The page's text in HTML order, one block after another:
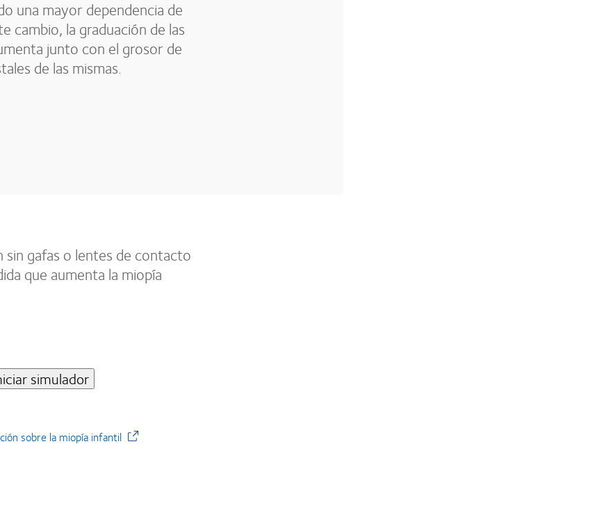
una mayor dependencia de
cambio, la graduación de las
junto con el grosor de
de las mismas.
sin gafas o lentes de contacto
que aumenta la miopía
simulador
sobre la miopía infantil